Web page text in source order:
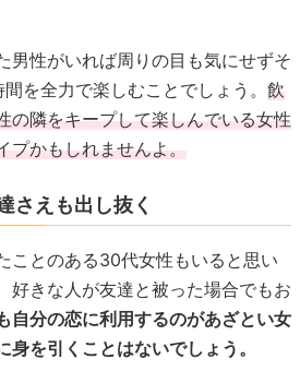
男性がいれば周りの目も気にせずそ
を全力で楽しむことでしょう。 飲
の隣をキープして楽しんでいる女性
プかもしれませんよ。
さえも出し抜く
ことのある30代女性もいると思い
好きな人が友達と被った場合でもお
自分の恋に利用するのがあざとい女
を引くことはないでしょう。